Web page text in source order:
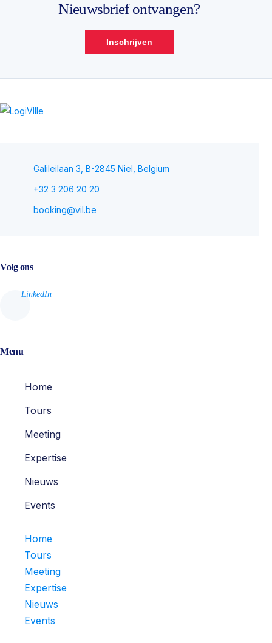
Nieuwsbrief ontvangen?
Inschrijven
Galileilaan 3, B-2845 Niel, Belgium
+32 3 206 20 20
booking@vil.be
Volg ons
Menu
Home
Tours
Meeting
Expertise
Nieuws
Events
Home
Tours
Meeting
Expertise
Nieuws
Events